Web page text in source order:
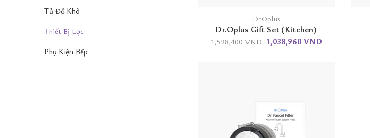
Tủ Đồ Khô
Thiết Bị Lọc
Phụ Kiện Bếp
Dr.Oplus
Dr.Oplus Gift Set (Kitchen)
1,598,400 VND 1,038,960 VND